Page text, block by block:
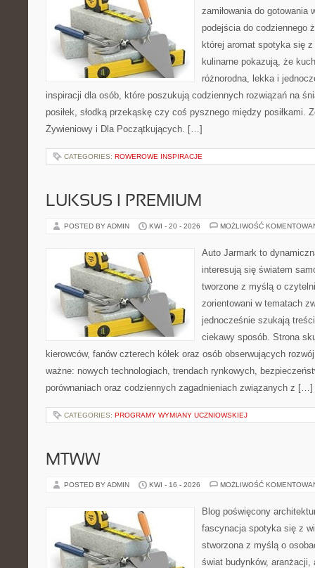
zamiłowania do gotowania
podejścia do codziennego
której aromat spotyka się z
kulinarne pokazują, że
różnorodna, lekka i
inspiracji dla osób, które poszukują codziennych rozwiązań na
posiłek, słodką przekąskę czy coś pysznego między posiłkami.
Żywieniowy i Dla Początkujących. […]
CATEGORIES: ROWEROWE INSPIRACJE
LUKSUS I PREMIUM
POSTED BY ADMIN KWI - 20 - 2026 MOŻLIWOŚĆ
Auto Jarmark to
interesują się światem
tworzone z myślą o
zorientowani w tematach
jednocześnie szukają
ciekawy sposób. Strona
kierowców, fanów czterech kółek oraz osób obserwujących
ważne: nowych technologiach, trendach rynkowych,
porównaniach oraz codziennych zagadnieniach związanych z […]
CATEGORIES: PROGRAMY WYMIANY UCZNIOWSKIEJ
MTWW
POSTED BY ADMIN KWI - 16 - 2026 MOŻLIWOŚĆ
Blog poświęcony
fascynacja spotyka się z
stworzona z myślą o
świat budynków, aranżacji,